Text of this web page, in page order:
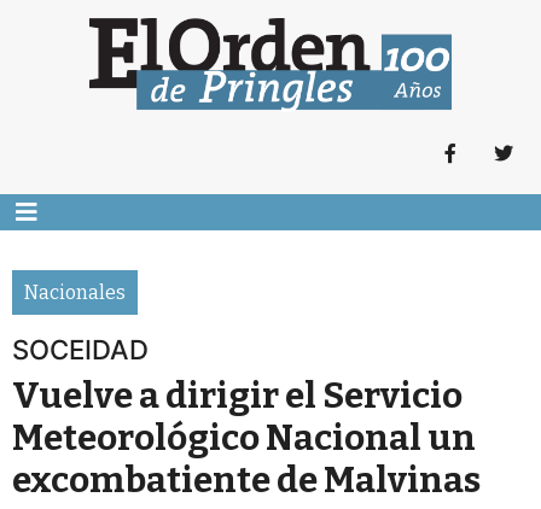
Nacionales
SOCEIDAD
Vuelve a dirigir el Servicio
Meteorológico Nacional un
excombatiente de Malvinas